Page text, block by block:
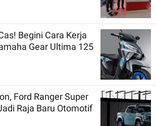
Begini Cara Kerja
Gear Ultima 125
Ford Ranger Super
Raja Baru Otomotif